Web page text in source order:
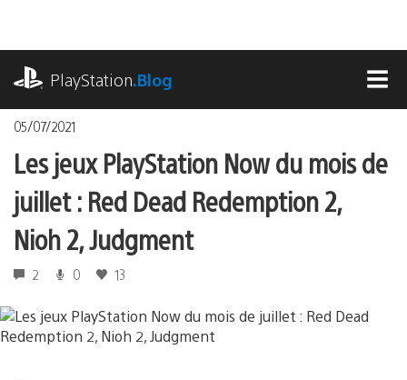
contenu
PlayStation.Blog
05/07/2021
Les jeux PlayStation Now du mois de
juillet : Red Dead Redemption 2,
Nioh 2, Judgment
2 0 13